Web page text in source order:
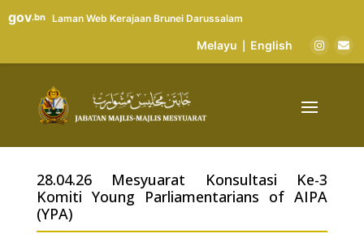
gov.bn Laman Web Kerajaan Brunei Darussalam
Melayu English
28.04.26 Mesyuarat Konsultasi Ke-3
Komiti Young Parliamentarians of AIPA
(YPA)